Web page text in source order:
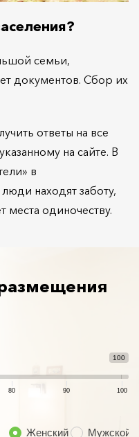
семьи,
документов. Сбор их
ответы на все
на сайте. В
в
находят заботу,
места одиночеству.